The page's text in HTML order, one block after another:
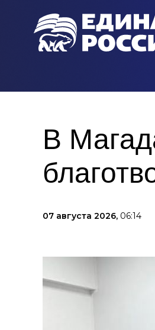
В
07 августа 2026, 06:14